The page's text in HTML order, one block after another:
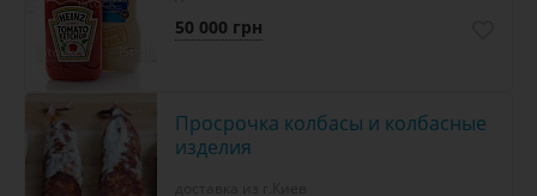
50 000 грн
Просрочка колбасы и колбасные
изделия